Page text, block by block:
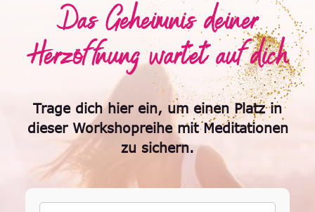
Das Geheimnis deiner
Herzöffnung wartet auf dich
Trage dich hier ein, um einen Platz in
dieser Workshopreihe mit Meditationen
zu sichern.